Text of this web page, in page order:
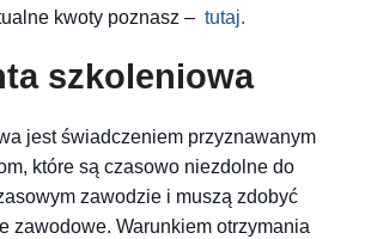
kwoty poznasz – tutaj.
szkoleniowa
jest świadczeniem przyznawanym
które są czasowo niezdolne do
zawodzie i muszą zdobyć
zawodowe. Warunkiem otrzymania